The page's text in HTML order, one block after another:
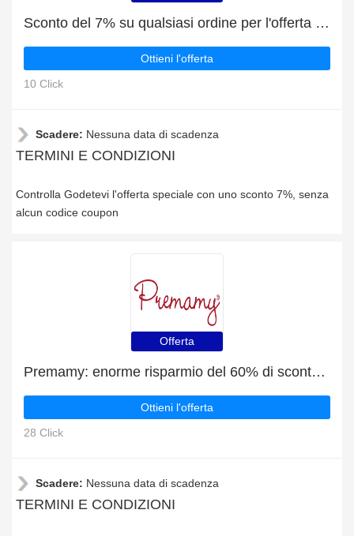
Sconto del 7% su qualsiasi ordine per l'offerta speciale
Ottieni l'offerta
10 Click
Scadere: Nessuna data di scadenza
TERMINI E CONDIZIONI
Controlla Godetevi l'offerta speciale con uno sconto 7%, senza
alcun codice coupon
Offerta
Premamy: enorme risparmio del 60% di sconto su tutto il sito solo per questo mese
Ottieni l'offerta
28 Click
Scadere: Nessuna data di scadenza
TERMINI E CONDIZIONI